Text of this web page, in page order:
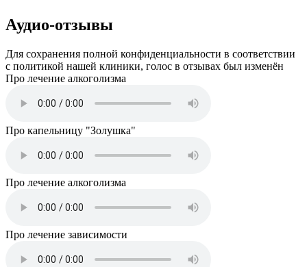
Аудио-отзывы
Для сохранения полной конфиденциальности в соответствии
с политикой нашей клиники, голос в отзывах был изменён
Про лечение алкоголизма
Про капельницу "Золушка"
Про лечение алкоголизма
Про лечение зависимости